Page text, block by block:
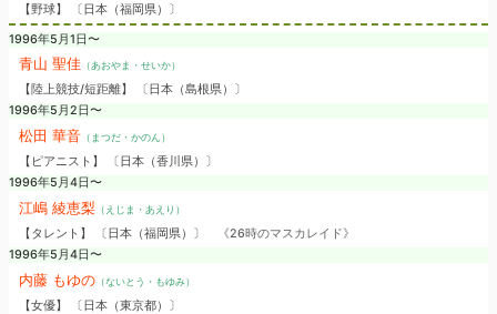
【野球】 〔日本（福岡県）〕
1996年5月1日〜
青山 聖佳（あおやま・せいか）
【陸上競技/短距離】 〔日本（島根県）〕
1996年5月2日〜
松田 華音（まつだ・かのん）
【ピアニスト】 〔日本（香川県）〕
1996年5月4日〜
江嶋 綾恵梨（えじま・あえり）
【タレント】 〔日本（福岡県）〕
《26時のマスカレイド》
1996年5月4日〜
内藤 もゆの（ないとう・もゆみ）
【女優】 〔日本（東京都）〕